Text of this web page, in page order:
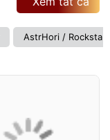
AstrHori / Rockstar